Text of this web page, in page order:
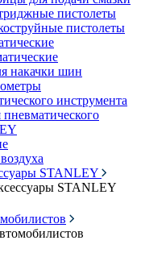
пистолеты
пистолеты
накачки шин
инструмента
STANLEY
STANLEY